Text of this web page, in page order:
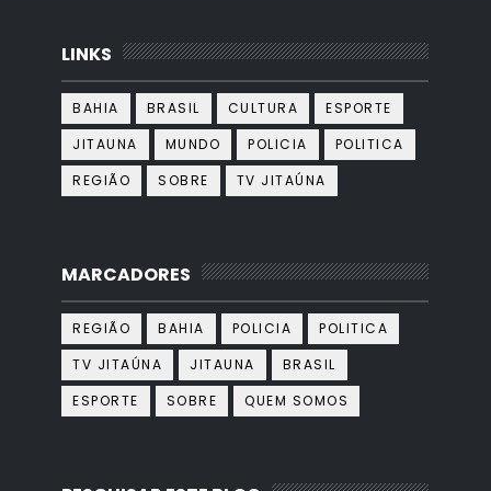
LINKS
BAHIA BRASIL CULTURA
ESPORTE
JITAUNA
MUNDO POLICIA
POLITICA
REGIÃO
SOBRE TV JITAÚNA
MARCADORES
REGIÃO BAHIA POLICIA
POLITICA
TV JITAÚNA
JITAUNA
BRASIL
ESPORTE
SOBRE QUEM SOMOS